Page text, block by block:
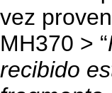
vez
MH370 > “
recibido